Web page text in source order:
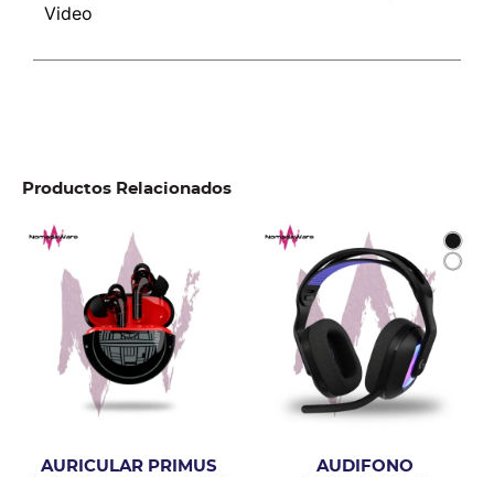
Video
Productos Relacionados
AURICULAR PRIMUS
AUDIFONO